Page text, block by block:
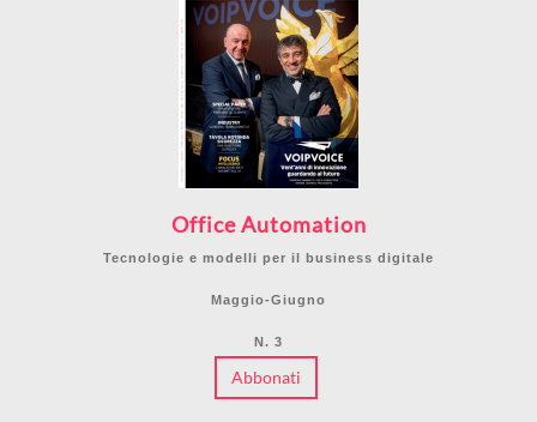
Office Automation
Tecnologie e modelli per il business digitale
Maggio-Giugno
N. 3
Abbonati